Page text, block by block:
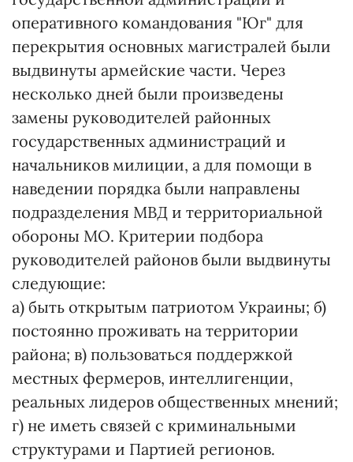
оперативного командования "Юг" для
перекрытия основных магистралей были
выдвинуты армейские части. Через
несколько дней были произведены
замены руководителей районных
государственных администраций и
начальников милиции, а для помощи в
наведении порядка были направлены
подразделения МВД и территориальной
обороны МО. Критерии подбора
руководителей районов были выдвинуты
следующие:
а) быть открытым патриотом Украины; б)
постоянно проживать на территории
района; в) пользоваться поддержкой
местных фермеров, интеллигенции,
реальных лидеров общественных мнений;
г) не иметь связей с криминальными
структурами и Партией регионов.